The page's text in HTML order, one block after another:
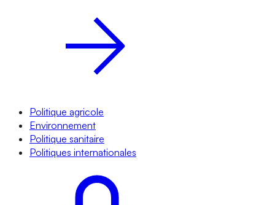
Politique agricole
Environnement
Politique sanitaire
Politiques internationales